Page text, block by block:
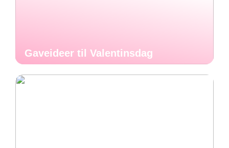
Gaveideer til Valentinsdag